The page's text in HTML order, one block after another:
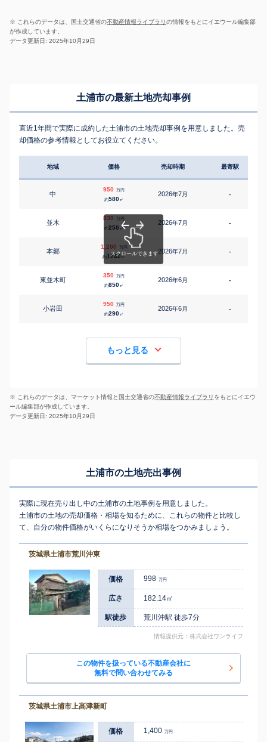
※ これらのデータは、国土交通省の不動産情報ライブラリの情報をもとにイエウール編集部
が作成しています。
データ更新日: 2025年10月29日
土浦市の最新土地売却事例
直近1年間で実際に成約した土浦市の土地売却事例を用意しました。売
却価格の参考情報としてお役立てください。
地域 価格 売却時期 最寄駅
中
950 万円
約580㎡
2026年7月 -
並木
830 万円
約250 ㎡
2026年7月 -
本郷
1,200 万円
約1240 ㎡
2026年7月 -
東並木町
350 万円
約850㎡
2026年6月 -
小岩田
950 万円
約290㎡
2026年6月 -
もっと見る
※ これらのデータは、マーケット情報と国土交通省の不動産情報ライブラリ をもとにイエウ
ール編集部が作成しています。
データ更新日: 2025年10月29日
土浦市の土地売出事例
実際に現在売り出し中の土浦市の土地事例を用意しました。
土浦市の土地の売却価格・相場を知るために、これらの物件と比較し
て、自分の物件価格がいくらになりそうか相場をつかみましょう。
茨城県土浦市荒川沖東
価格 998 万円
広さ 182.14㎡
駅徒歩 荒川沖駅 徒歩7分
情報提供元：株式会社ワンライフ
この物件を扱っている不動産会社に
無料で問い合わせてみる
茨城県土浦市上高津新町
価格 1,400 万円